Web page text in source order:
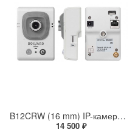
B12CRW (16 mm) IP-камера 1Мп миниатюрная кубическая беспроводная с фиксированным объективом 16 мм PIR-датчиком и микрофоном
14 500 ₽